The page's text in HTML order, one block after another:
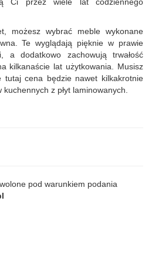
możesz wybrać meble wykonane
Te wyglądają pięknie w prawie
a dodatkowo zachowują trwałość
kilkanaście lat użytkowania. Musisz
cena będzie nawet kilkakrotnie
z płyt laminowanych.
pod warunkiem podania